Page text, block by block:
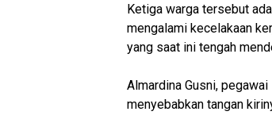
Ketiga warga tersebut
mengalami kecelakaan
yang saat ini tengah
Almardina Gusni,
menyebabkan tangan